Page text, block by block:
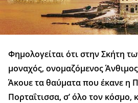
Φημολογείται ότι στην Σκήτη
μοναχός, ονομαζόμενος
Άκουε τα θαύματα που έκανε η
Πορταΐτισσα, σ’ όλο τον κόσμο,